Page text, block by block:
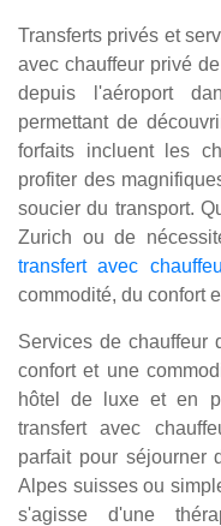
Transferts privés et
avec chauffeur privé
depuis l'aéroport
permettant de
forfaits incluent les
profiter des
soucier du transport.
Zurich ou de
transfert avec
commodité, du confort
Services de chauffeur
confort et une
hôtel de luxe et en
transfert avec
parfait pour séjourner
Alpes suisses ou
s'agisse d'une